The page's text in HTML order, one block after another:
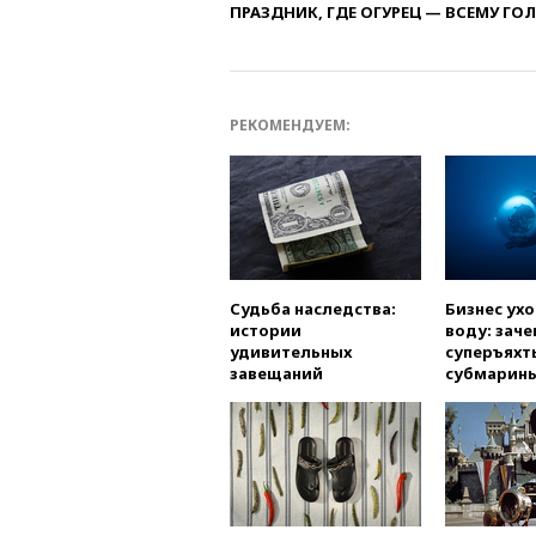
ПРАЗДНИК, ГДЕ ОГУРЕЦ — ВСЕМУ
РЕКОМЕНДУЕМ:
Судьба наследства:
истории
удивительных
завещаний
Бизнес
воду: